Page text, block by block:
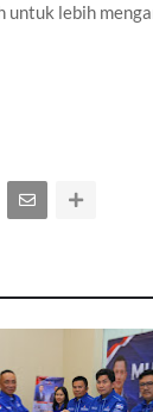
untuk lebih